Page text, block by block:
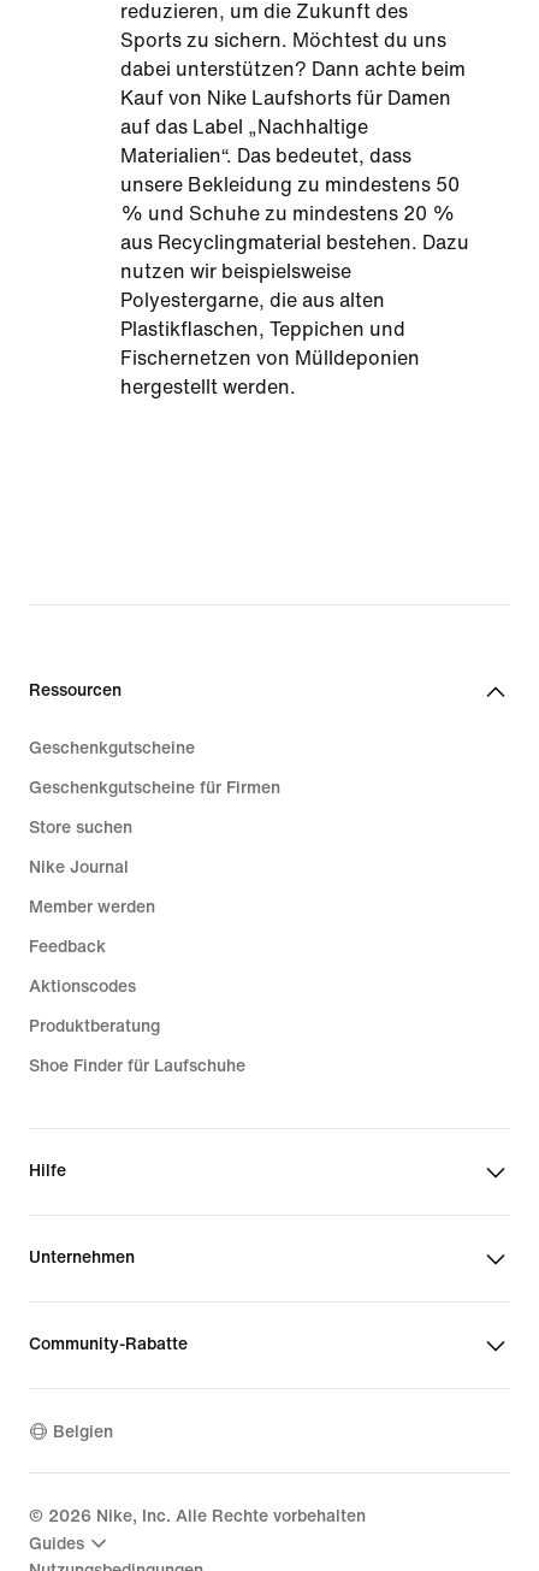
reduzieren, um die Zukunft des
Sports zu sichern. Möchtest du uns
dabei unterstützen? Dann achte beim
Kauf von Nike Laufshorts für Damen
auf das Label „Nachhaltige
Materialien“. Das bedeutet, dass
unsere Bekleidung zu mindestens 50
% und Schuhe zu mindestens 20 %
aus Recyclingmaterial bestehen. Dazu
nutzen wir beispielsweise
Polyestergarne, die aus alten
Plastikflaschen, Teppichen und
Fischernetzen von Mülldeponien
hergestellt werden.
Ressourcen
Geschenkgutscheine
Geschenkgutscheine für Firmen
Store suchen
Nike Journal
Member werden
Feedback
Aktionscodes
Produktberatung
Shoe Finder für Laufschuhe
Hilfe
Unternehmen
Community-Rabatte
Belgien
© 2026 Nike, Inc. Alle Rechte vorbehalten
Guides